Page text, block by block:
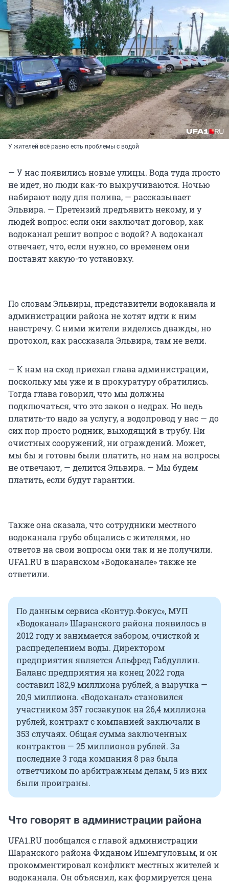
У жителей всё равно есть проблемы с водой
— У нас появились новые улицы. Вода туда просто
не идет, но люди как-то выкручиваются. Ночью
набирают воду для полива, — рассказывает
Эльвира. — Претензий предъявить некому, и у
людей вопрос: если они заключат договор, как
водоканал решит вопрос с водой? А водоканал
отвечает, что, если нужно, со временем они
поставят какую-то установку.
По словам Эльвиры, представители водоканала и
администрации района не хотят идти к ним
навстречу. С ними жители виделись дважды, но
протокол, как рассказала Эльвира, там не вели.
— К нам на сход приехал глава администрации,
поскольку мы уже и в прокуратуру обратились.
Тогда глава говорил, что мы должны
подключаться, что это закон о недрах. Но ведь
платить-то надо за услугу, а водопровод у нас — до
сих пор просто родник, выходящий в трубу. Ни
очистных сооружений, ни ограждений. Может,
мы бы и готовы были платить, но нам на вопросы
не отвечают, — делится Эльвира. — Мы будем
платить, если будут гарантии.
Также она сказала, что сотрудники местного
водоканала грубо общались с жителями, но
ответов на свои вопросы они так и не получили.
UFA1.RU в шаранском «Водоканале» также не
ответили.
По данным сервиса «Контур.Фокус», МУП
«Водоканал» Шаранского района появилось в
2012 году и занимается забором, очисткой и
распределением воды. Директором
предприятия является Альфред Габдуллин.
Баланс предприятия на конец 2022 года
составил 182,9 миллиона рублей, а выручка —
20,9 миллиона. «Водоканал» становился
участником 357 госзакупок на 26,4 миллиона
рублей, контракт с компанией заключали в
353 случаях. Общая сумма заключенных
контрактов — 25 миллионов рублей. За
последние 3 года компания 8 раз была
ответчиком по арбитражным делам, 5 из них
были проиграны.
Что говорят в администрации района
UFA1.RU пообщался с главой администрации
Шаранского района Фиданом Ишемгуловым, и он
прокомментировал конфликт местных жителей и
водоканала. Он объяснил, как формируется цена